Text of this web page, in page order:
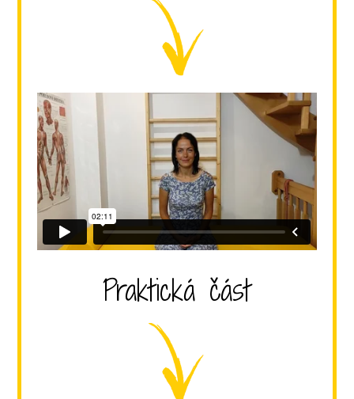
Praktická část